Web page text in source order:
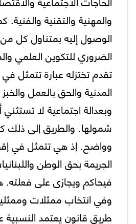
والمهنية والتقنية والفنية.
الوصول إليه بمتناول كل
الضروري للتكوين العلمي
تقدم تختزله عبارة تتمثل
المدنية والحق بالعمل
وبعدالة اجتماعية لا
شمولها. والطريق إلى ذلك
وواضح. إذ هي تتمثل في
الجريمة بحق الوطن
فيحاكم ويجازى على
وفي انتخاب ممثلات
طريق قانون يعتمد النسبية